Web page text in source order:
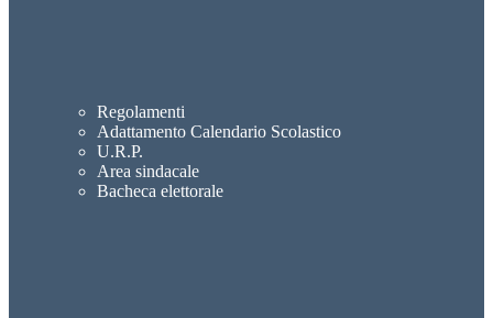
Regolamenti
Adattamento Calendario Scolastico
U.R.P.
Area sindacale
Bacheca elettorale